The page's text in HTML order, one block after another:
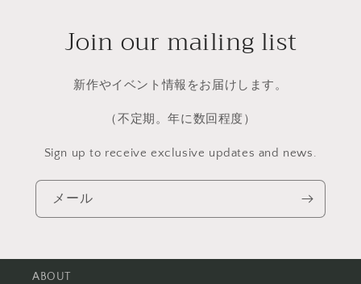
Join our mailing list
新作やイベント情報をお届けします。
（不定期。年に数回程度）
Sign up to receive exclusive updates and news.
メール
ABOUT